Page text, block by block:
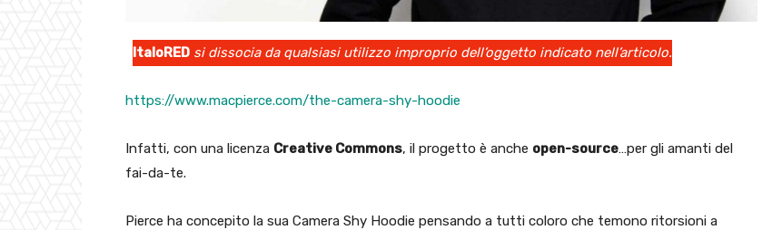
ItaloRED si dissocia da qualsiasi utilizzo improprio dell’oggetto indicato nell’articolo.
https://www.macpierce.com/the-camera-shy-hoodie
Infatti, con una licenza Creative Commons, il progetto è anche open-source…per gli amanti del
fai-da-te.
Pierce ha concepito la sua Camera Shy Hoodie pensando a tutti coloro che temono ritorsioni a